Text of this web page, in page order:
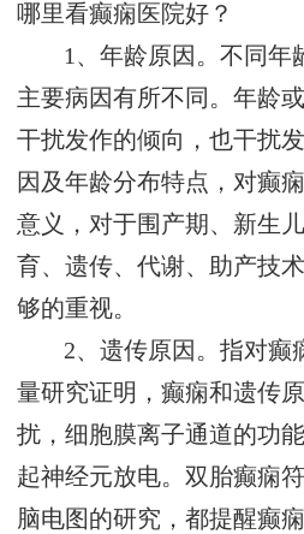
哪里看癫痫医院好？
1、年龄原因。不同年
主要病因有所不同。年龄
干扰发作的倾向，也干扰
因及年龄分布特点，对癫
意义，对于围产期、新生
育、遗传、代谢、助产技
够的重视。
2、遗传原因。指对癫
量研究证明，癫痫和遗传
扰，细胞膜离子通道的功
起神经元放电。双胎癫痫
脑电图的研究，都提醒癫